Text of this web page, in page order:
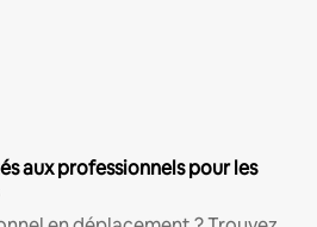
aux professionnels pour les